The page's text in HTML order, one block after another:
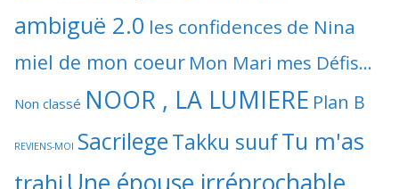
ambiguë 2.0 les confidences de Nina
miel de mon coeur Mon Mari mes Défis...
Non classé NOOR , LA LUMIERE Plan B
REVIENS-MOI SacrilegeTakku suufTu m'as
trahi Une épouse irréprochable